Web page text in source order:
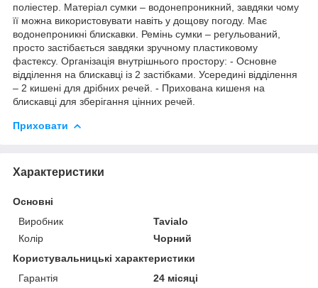
поліестер. Матеріал сумки – водонепроникний, завдяки чому
її можна використовувати навіть у дощову погоду. Має
водонепроникні блискавки. Ремінь сумки – регульований,
просто застібається завдяки зручному пластиковому
фастексу. Організація внутрішнього простору: - Основне
відділення на блискавці із 2 застібками. Усередині відділення
– 2 кишені для дрібних речей. - Прихована кишеня на
блискавці для зберігання цінних речей.
Приховати
Характеристики
Основні
Виробник
Tavialo
Колір
Чорний
Користувальницькі характеристики
Гарантія
24 місяці